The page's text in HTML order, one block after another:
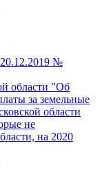
20.12.2019 №
области "Об
за земельные
области
не
на 2020